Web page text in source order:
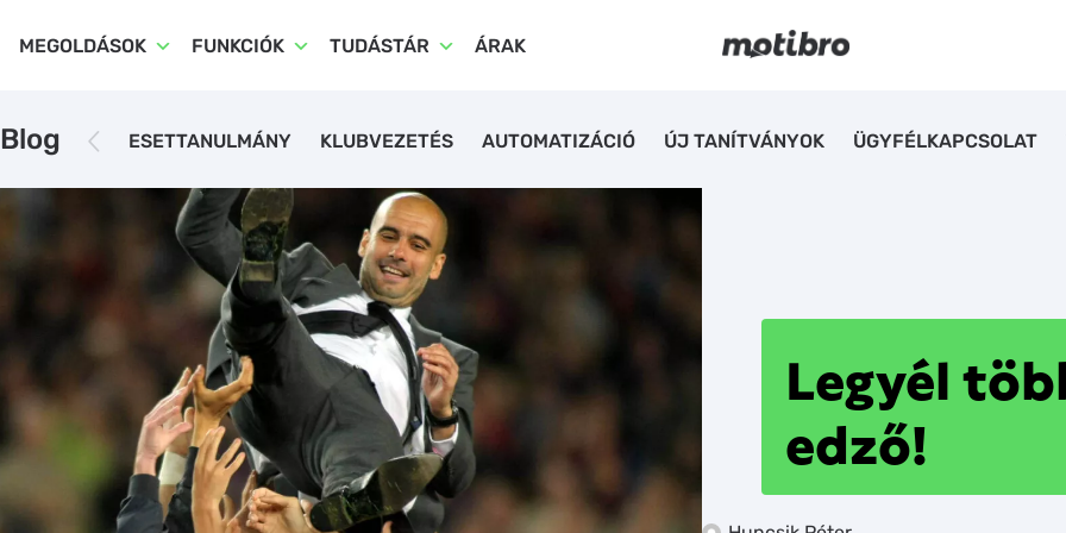
MEGOLDÁSOK FUNKCIÓK TUDÁSTÁR ÁRAK
Blog ESETTANULMÁNY KLUBVEZETÉS AUTOMATIZÁCIÓ ÚJ TANÍTVÁNYOK ÜGYFÉLKAPCSOLAT
Legyél
edző!